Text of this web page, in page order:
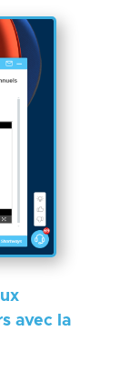
avec la